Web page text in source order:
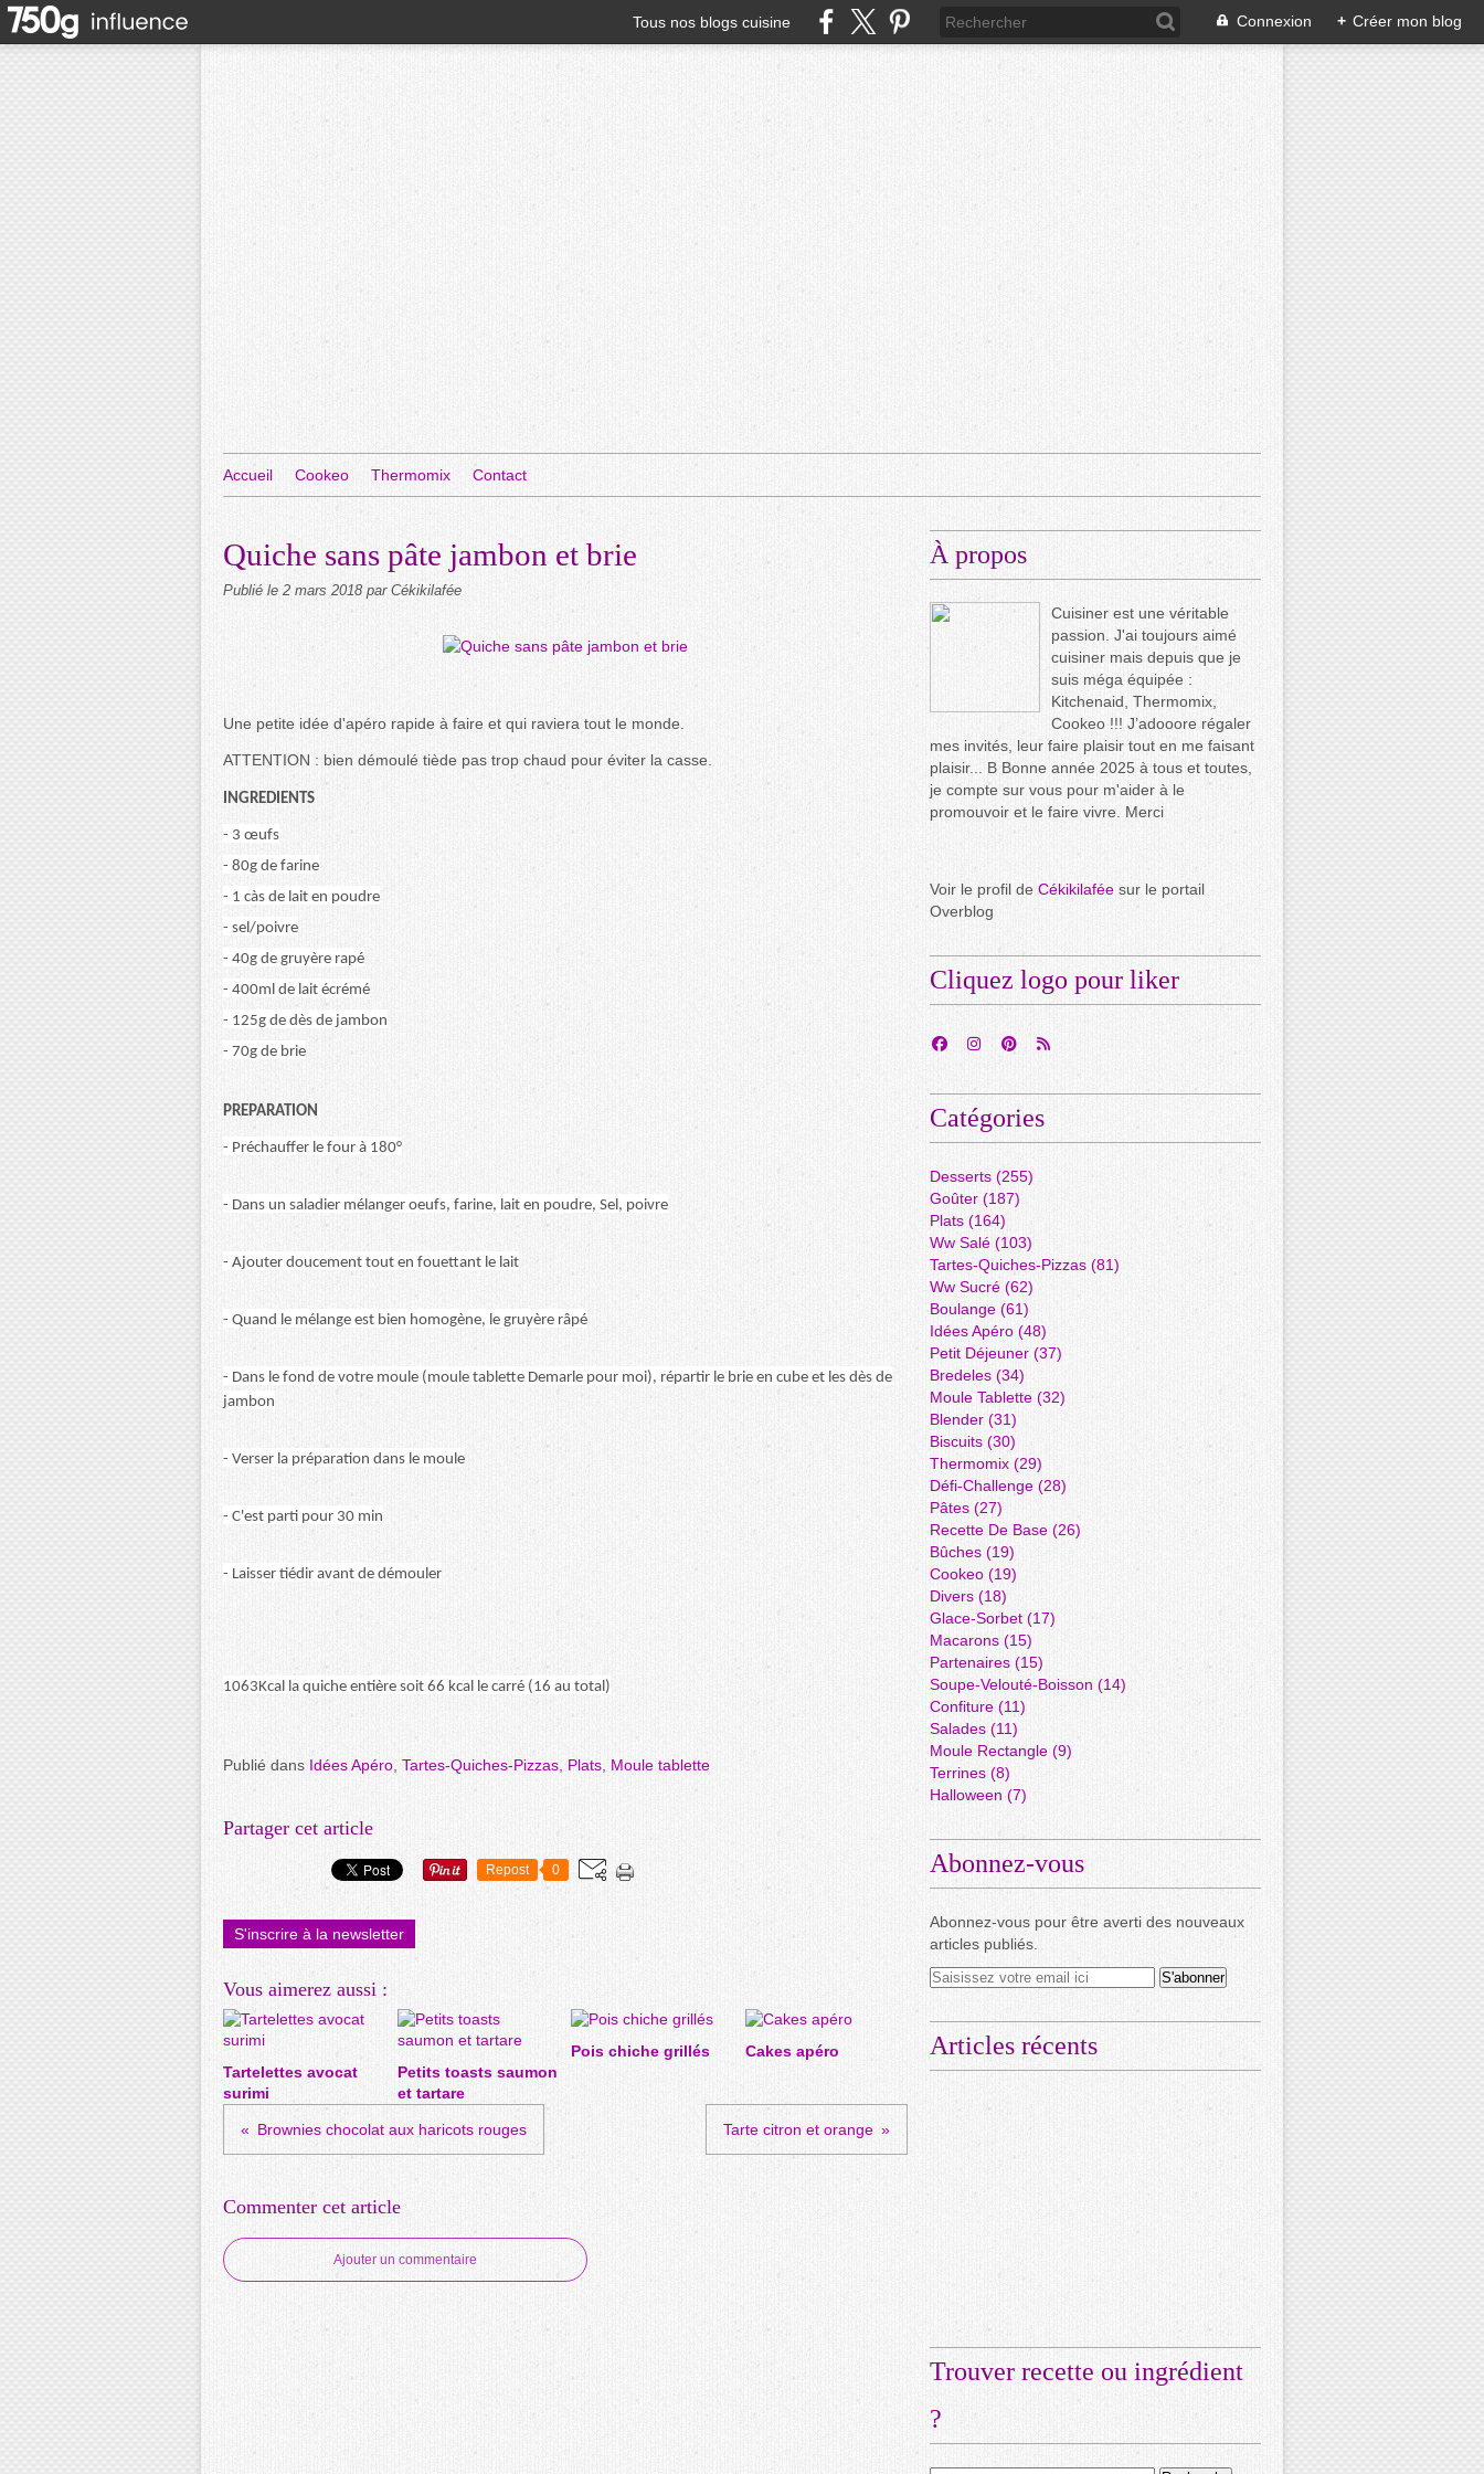
Tous nos blogs cuisine Connexion + Créer mon blog
Accueil Cookeo Thermomix Contact
Quiche sans pâte jambon et brie
Publié le 2 mars 2018 par Cékikilafée
Une petite idée d'apéro rapide à faire et qui raviera tout le monde.
ATTENTION : bien démoulé tiède pas trop chaud pour éviter la casse.
INGREDIENTS
- 3 œufs
- 80g de farine
- 1 càs de lait en poudre
- sel/poivre
- 40g de gruyère rapé
- 400ml de lait écrémé
- 125g de dès de jambon
- 70g de brie
PREPARATION
- Préchauffer le four à 180°
- Dans un saladier mélanger oeufs, farine, lait en poudre, Sel, poivre
- Ajouter doucement tout en fouettant le lait
- Quand le mélange est bien homogène, le gruyère râpé
- Dans le fond de votre moule (moule tablette Demarle pour moi), répartir le brie en cube et les dès de
jambon
- Verser la préparation dans le moule
- C'est parti pour 30 min
- Laisser tiédir avant de démouler
1063Kcal la quiche entière soit 66 kcal le carré (16 au total)
Publié dans Idées Apéro, Tartes-Quiches-Pizzas, Plats, Moule tablette
Partager cet article
Repost 0
S'inscrire à la newsletter
Vous aimerez aussi :
Tartelettes avocat
surimi
Petits toasts saumon
et tartare
Pois chiche grillés Cakes apéro
Brownies chocolat aux haricots rouges Tarte citron et orange
Commenter cet article
Ajouter un commentaire
À propos
Cuisiner est une véritable
passion. J'ai toujours aimé
cuisiner mais depuis que je
suis méga équipée :
Kitchenaid, Thermomix,
Cookeo !!! J’adooore régaler
mes invités, leur faire plaisir tout en me faisant
plaisir... B Bonne année 2025 à tous et toutes,
je compte sur vous pour m'aider à le
promouvoir et le faire vivre. Merci
Voir le profil de Cékikilafée sur le portail
Overblog
Cliquez logo pour liker
Catégories
Desserts (255)
Goûter (187)
Plats (164)
Ww Salé (103)
Tartes-Quiches-Pizzas (81)
Ww Sucré (62)
Boulange (61)
Idées Apéro (48)
Petit Déjeuner (37)
Bredeles (34)
Moule Tablette (32)
Blender (31)
Biscuits (30)
Thermomix (29)
Défi-Challenge (28)
Pâtes (27)
Recette De Base (26)
Bûches (19)
Cookeo (19)
Divers (18)
Glace-Sorbet(17)
Macarons (15)
Partenaires (15)
Soupe-Velouté-Boisson (14)
Confiture (11)
Salades (11)
Moule Rectangle (9)
Terrines (8)
Halloween (7)
Abonnez-vous
Abonnez-vous pour être averti des nouveaux
articles publiés.
Articles récents
Trouver recette ou ingrédient
?